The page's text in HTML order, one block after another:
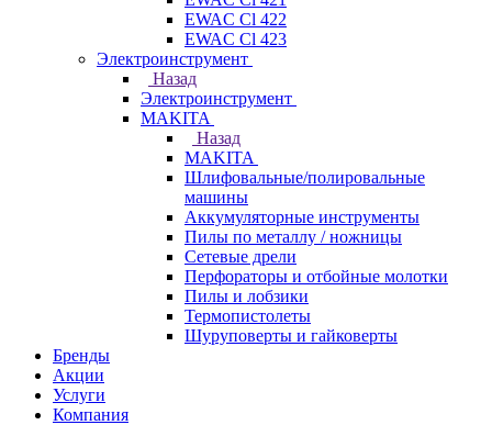
EWAC Cl 422
EWAC Cl 423
Электроинструмент
Назад
Электроинструмент
МAKITA
Назад
МAKITA
Шлифовальные/полировальные
машины
Аккумуляторные инструменты
Пилы по металлу / ножницы
Сетевые дрели
Перфораторы и отбойные молотки
Пилы и лобзики
Термопистолеты
Шуруповерты и гайковерты
Бренды
Акции
Услуги
Компания